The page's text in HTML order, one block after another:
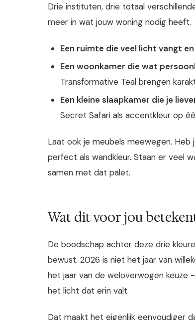
Drie instituten, drie totaal
meer in wat jouw woning nodig heeft.
Een ruimte die veel licht vangt
Een woonkamer die wat
Transformative Teal brengen
Een kleine slaapkamer die je
Secret Safari als accentkleur op
Laat ook je meubels meewegen.
perfect als wandkleur. Staan er veel
samen met dat palet.
Wat dit voor jou
De boodschap achter deze drie
bewust. 2026 is niet het jaar van
het jaar van de weloverwogen keuze
het licht dat erin valt.
Dat maakt het eigenlijk eenvoudiger